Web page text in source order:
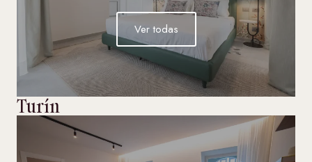
Ver todas
Turín